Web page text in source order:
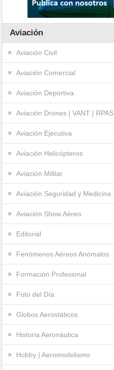
Aviación
Aviación Civil
Aviación Comercial
Aviación Deportiva
Aviación Drones | VANT | RPAS
Aviación Ejecutiva
Aviación Helicópteros
Aviación Militar
Aviación Seguridad y Medicina
Aviación Show Aéreo
Editorial
Fenómenos Aéreos Anómalos
Formación Profesional
Foto del Día
Globos Aerostáticos
Historia Aeronáutica
Hobby | Aeromodelismo